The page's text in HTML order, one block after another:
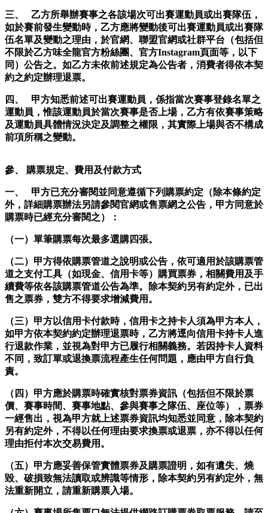
三、 乙方所舉辦賽事之各該場次可出賽運動員或出賽隊伍，
如於賽前發生變動時，乙方應將變動後可出賽運動員或出賽隊
伍名單及變動之理由，於官網、聯盟官網或社群平台（包括但
不限於乙方味全龍官方粉絲團、官方Instagram頁面等，以下
同）公告之。如乙方未依前述規定為公告者，消費者得依本契
約之約定辦理退票。
四、 甲方知悉前述可出賽運動員，係指當次賽事登錄名單之
運動員，惟該運動員於當次賽事是否上場，乙方有依賽事策略
及運動員具體情況決定及調整之權限，其實際上場與否不構成
前項所稱之變動。
參、 購票規定、費用及付款方式
一、 甲方已充分審閱並同意遵循下列購票約定（除本條約定
外，詳細購票辦法另請參閱官網或售票網之公告，甲方同意於
購票時已經充分審閱之）：
（一）單筆購票每次最多選購四張。
（二）甲方得依購票管道之說明或公告，依可適用於該購票管
道之支付工具（如現金、信用卡等）購買票券，相關費用及手
續費等依各該購票管道公告為準。除本契約另有約定外，已出
售之票券，雙方不得要求增減費用。
（三）甲方以信用卡付款時，信用卡之持卡人須為甲方本人，
如甲方依本契約約定辦理退票時，乙方將逕向信用卡持卡人進
行退款作業，並視為對甲方已履行相關義務。若因持卡人資料
不同，致訂單或退換票流程產生任何問題，應由甲方自行負
責。
（四）甲方應於購票時確實核對票券資訊（包括但不限於票
價、賽事時間、賽事地點、參與賽事之隊伍、座位等），票券
一經售出，視為甲方就上述票券資訊均知悉並同意，除本契約
另有約定外，不得以任何理由要求換票或退票，亦不得以任何
理由拒付本次交易費用。
（五）甲方應妥善保管實體票券及購票證明，如有遺失、燒
毀、破損致無法讀取或辨識等情形，除本契約另有約定外，無
法重新開立，請重新購票入場。